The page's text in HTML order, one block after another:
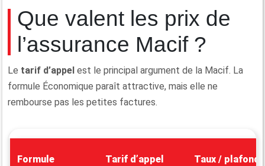
Que valent les prix de
l’assurance Macif ?
Le tarif d’appel est le principal argument de la Macif. La
formule Économique paraît attractive, mais elle ne
rembourse pas les petites factures.
Formule Tarif d’appel Taux / plafond